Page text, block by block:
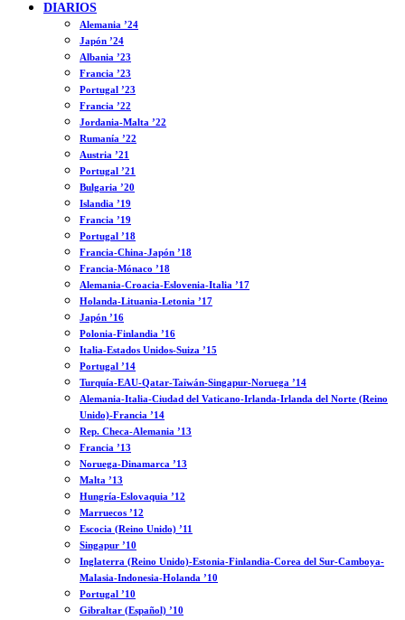
DIARIOS
Alemania ’24
Japón ’24
Albania ’23
Francia ’23
Portugal ’23
Francia ’22
Jordania-Malta ’22
Rumanía ’22
Austria ’21
Portugal ’21
Bulgaria ’20
Islandia ’19
Francia ’19
Portugal ’18
Francia-China-Japón ’18
Francia-Mónaco ’18
Alemania-Croacia-Eslovenia-Italia ’17
Holanda-Lituania-Letonia ’17
Japón ’16
Polonia-Finlandia ’16
Italia-Estados Unidos-Suiza ’15
Portugal ’14
Turquía-EAU-Qatar-Taiwán-Singapur-Noruega ’14
Alemania-Italia-Ciudad del Vaticano-Irlanda-Irlanda del Norte (Reino
Unido)-Francia ’14
Rep. Checa-Alemania ’13
Francia ’13
Noruega-Dinamarca ’13
Malta ’13
Hungría-Eslovaquia ’12
Marruecos ’12
Escocia (Reino Unido) ’11
Singapur ’10
Inglaterra (Reino Unido)-Estonia-Finlandia-Corea del Sur-Camboya-
Malasia-Indonesia-Holanda ’10
Portugal ’10
Gibraltar (Español) ’10